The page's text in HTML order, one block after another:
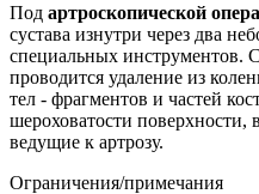
Под артроскопической
сустава изнутри через два
специальных инструментов.
проводится удаление из
тел - фрагментов и частей
шероховатости
ведущие к артрозу.
Ограничения/примечания